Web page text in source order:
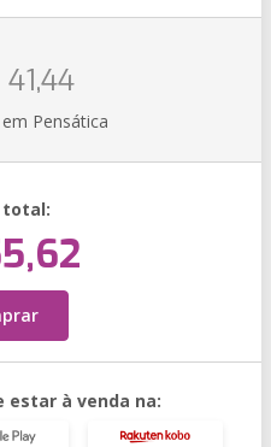
41,44
Pensática
total:
estar à venda na: